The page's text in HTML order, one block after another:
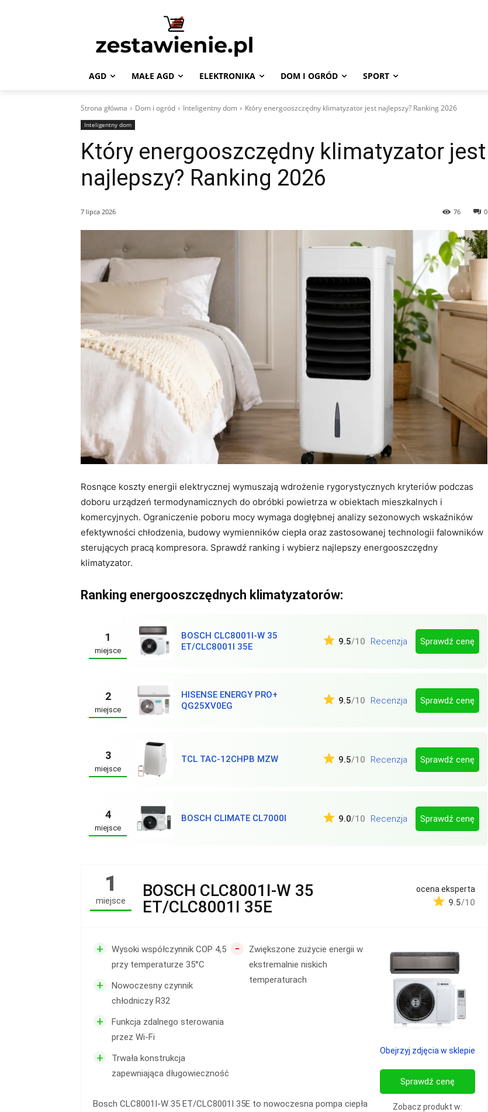
AGD MAŁE AGD ELEKTRONIKA DOM I OGRÓD SPORT
Strona główna Dom i ogród Inteligentny dom Który energooszczędny klimatyzator jest najlepszy? Ranking 2026
Inteligentny dom
Który energooszczędny klimatyzator jest
najlepszy? Ranking 2026
7 lipca 2026 0
76
Rosnące koszty energii elektrycznej wymuszają wdrożenie rygorystycznych kryteriów podczas
doboru urządzeń termodynamicznych do obróbki powietrza w obiektach mieszkalnych i
komercyjnych. Ograniczenie poboru mocy wymaga dogłębnej analizy sezonowych wskaźników
efektywności chłodzenia, budowy wymienników ciepła oraz zastosowanej technologii falowników
sterujących pracą kompresora. Sprawdź ranking i wybierz najlepszy energooszczędny
klimatyzator.
Ranking energooszczędnych klimatyzatorów:
1
miejsce
BOSCH CLC8001I-W 35
ET/CLC8001I 35E
9.5/10 Recenzja Sprawdź cenę
2
miejsce
HISENSE ENERGY PRO+
QG25XV0EG
9.5/10 Recenzja Sprawdź cenę
3
miejsce
TCL TAC-12CHPB MZW 9.5/10 Recenzja Sprawdź cenę
4
miejsce
BOSCH CLIMATE CL7000I 9.0/10 Recenzja Sprawdź cenę
1
miejsce
BOSCH CLC8001I-W 35
ET/CLC8001I 35E
ocena eksperta
9.5/10
+
Wysoki współczynnik COP 4,5
przy temperaturze 35°C
+
Nowoczesny czynnik
chłodniczy R32
+
Funkcja zdalnego sterowania
przez Wi-Fi
+
Trwała konstrukcja
zapewniająca długowieczność
-
Zwiększone zużycie energii w
ekstremalnie niskich
temperaturach
Bosch CLC8001I-W 35 ET/CLC8001I 35E to nowoczesna pompa ciepła
Obejrzyj zdjęcia w sklepie
Sprawdź cenę
Zobacz produkt w: